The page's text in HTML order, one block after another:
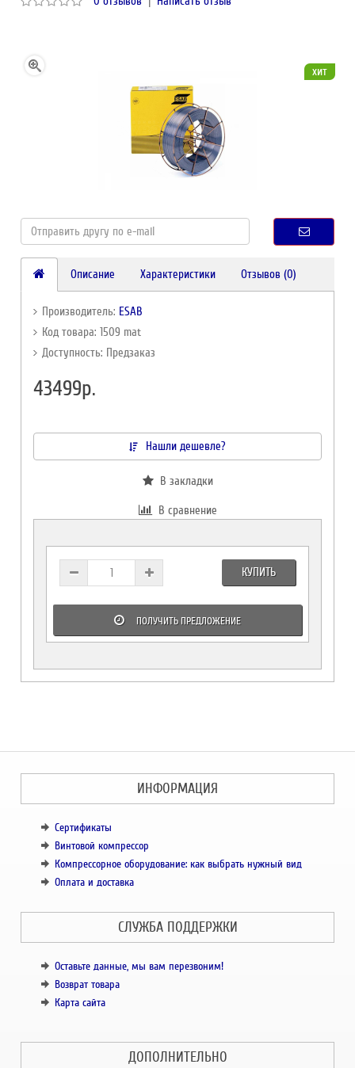
хит
Описание Характеристики Отзывов (0)
Производитель: ESAB
Код товара: 1509 mat
Доступность: Предзаказ
43499р.
Нашли дешевле?
В закладки
В сравнение
КУПИТЬ
ПОЛУЧИТЬ ПРЕДЛОЖЕНИЕ
ИНФОРМАЦИЯ
Сертификаты
Винтовой компрессор
Компрессорное оборудование: как выбрать нужный вид
Оплата и доставка
СЛУЖБА ПОДДЕРЖКИ
Оставьте данные, мы вам перезвоним!
Возврат товара
Карта сайта
ДОПОЛНИТЕЛЬНО